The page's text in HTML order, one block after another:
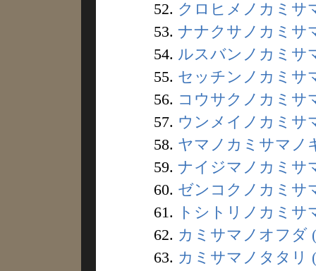
52. クロヒメノカミサ
53. ナナクサノカミサ
54. ルスバンノカミサ
55. セッチンノカミサ
56. コウサクノカミサ
57. ウンメイノカミサ
58. ヤマノカミサマノ
59. ナイジマノカミサ
60. ゼンコクノカミサ
61.
トシトリノカミサ
62. カミサマノオフダ
63. カミサマノタタリ